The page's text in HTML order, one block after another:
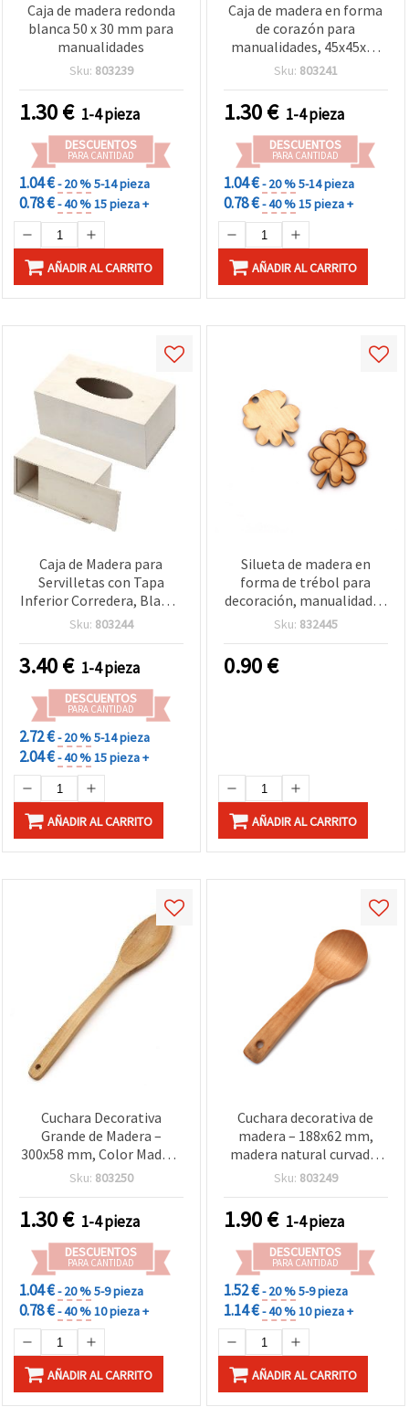
Caja de madera redonda
blanca 50 x 30 mm para
manualidades
Sku: 803239
1.30€ 1-4 pieza
DESCUENTOS
PARA CANTIDAD
1.04 €- 20 %5-14 pieza
0.78 €- 40 %15 pieza +
AÑADIR AL CARRITO
Caja de madera en forma
de corazón para
manualidades, 45x45x30
mm, blanca
Sku: 803241
1.30€ 1-4 pieza
DESCUENTOS
PARA CANTIDAD
1.04 €- 20 %5-14 pieza
0.78 €- 40 %15 pieza +
AÑADIR AL CARRITO
Caja de Madera para
Servilletas con Tapa
Inferior Corredera, Blanca
200x110x90 mm para
Sku: 803244
3.40€ 1-4 pieza
DESCUENTOS
PARA CANTIDAD
2.72 €- 20 %5-14 pieza
2.04 €- 40 %15 pieza +
AÑADIR AL CARRITO
Silueta de madera en
forma de trébol para
decoración, manualidades
y scrapbooking, 35x30x3
Sku: 832445
0.90€
AÑADIR AL CARRITO
Cuchara Decorativa
Grande de Madera –
300x58 mm, Color Madera
Natural, Ideal para
Manualidades y Proyectos
Creativos DIY
Sku: 803250
1.30€ 1-4 pieza
DESCUENTOS
PARA CANTIDAD
1.04 €- 20 %5-9 pieza
0.78 €- 40 %10 pieza +
AÑADIR AL CARRITO
Cuchara decorativa de
madera – 188x62 mm,
madera natural curvada,
ideal para manualidades,
proyectos creativos
Sku: 803249
1.90€ 1-4 pieza
DESCUENTOS
PARA CANTIDAD
1.52 €- 20 %5-9 pieza
1.14 €- 40 %10 pieza +
AÑADIR AL CARRITO